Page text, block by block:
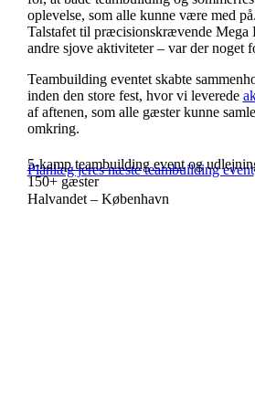
oplevelse, som alle kunne være med
Talstafet til præcisionskrævende Mega
andre sjove aktiviteter – var der noget
Teambuilding eventet skabte
inden den store fest, hvor vi leverede
af aftenen, som alle gæster kunne
omkring.
Planlæg jeres næste teambuilding event
5-kamp teambuilding eventog
150+ gæster
Halvandet – København